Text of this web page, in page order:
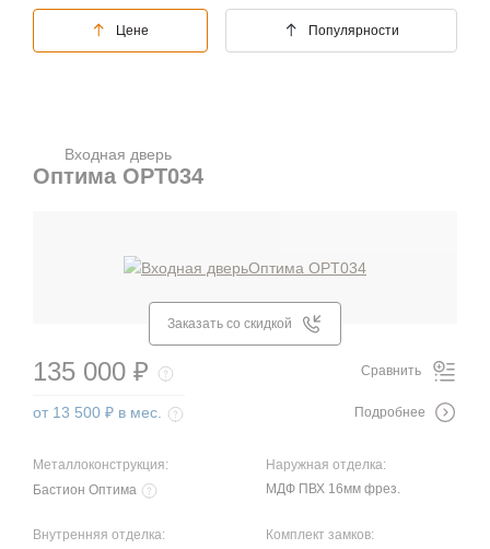
Цене Популярности
Входная дверь
Оптима OPT034
Заказать со скидкой
Металлоконструкция:
Бастион Оптима
Наружная отделка:
МДФ ПВХ 16мм фрез.
Внутренняя отделка:
Комплект замков:
135 000 ₽
от 13 500 ₽ в мес.
Сравнить
Подробнее